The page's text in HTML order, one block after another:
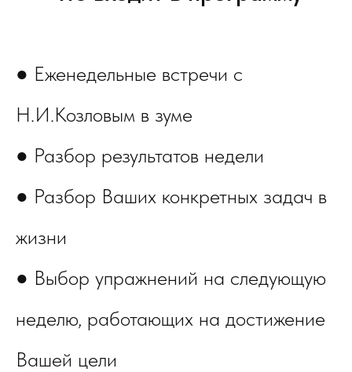
● Еженедельные встречи с
Н.И.Козловым в зуме
● Разбор результатов недели
● Разбор Ваших конкретных задач в
жизни
● Выбор упражнений на следующую
неделю, работающих на достижение
Вашей цели